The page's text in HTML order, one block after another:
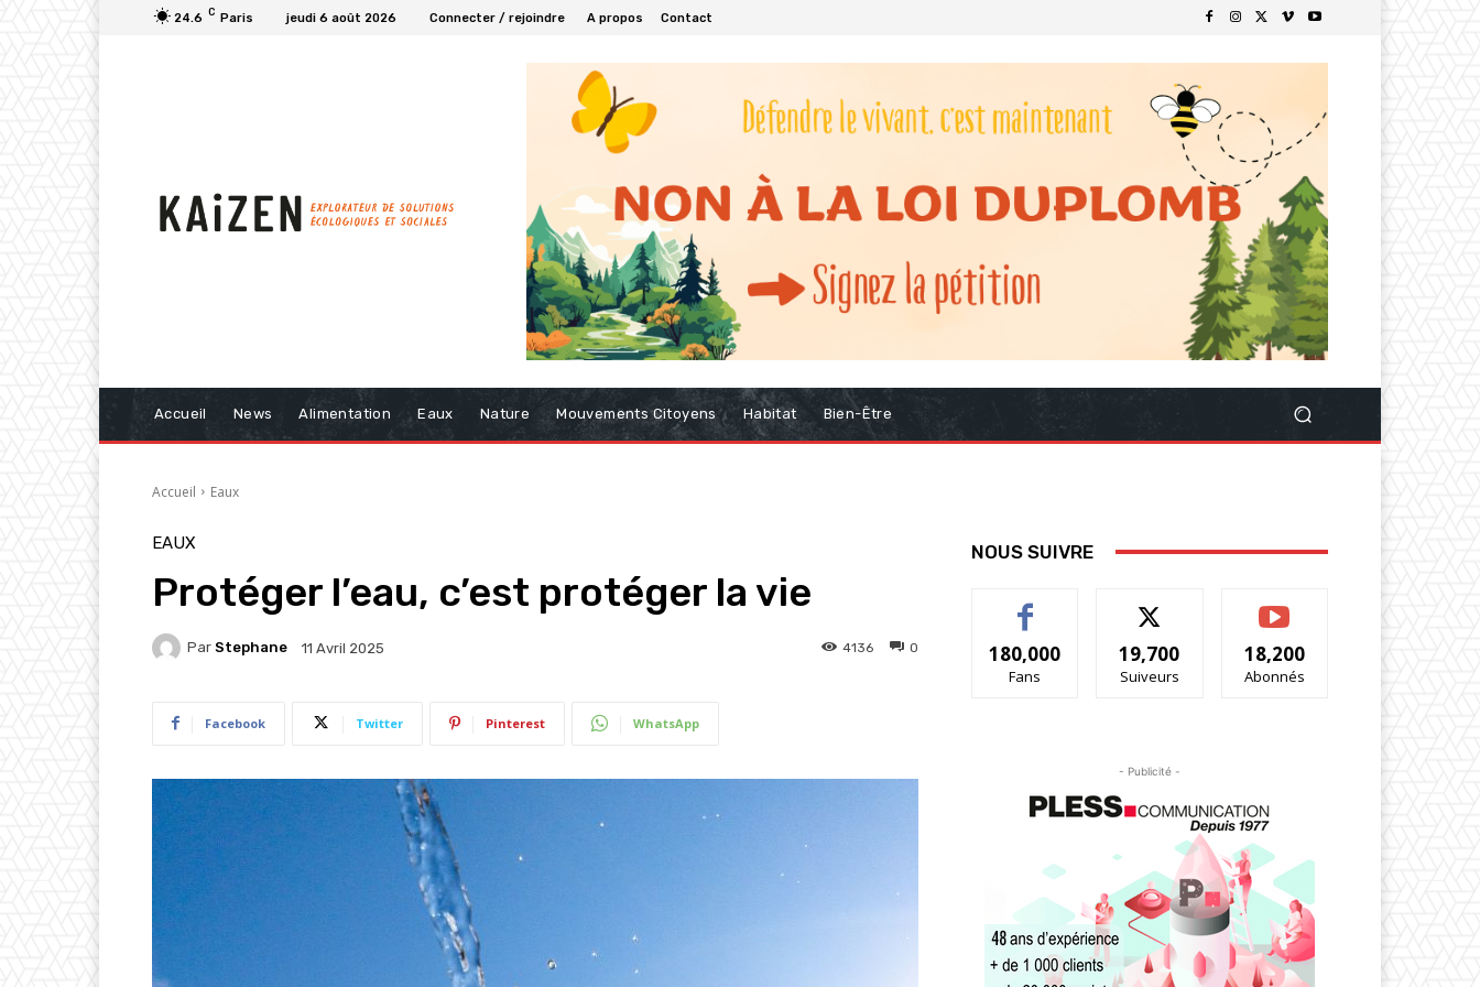
24.6 C Paris jeudi 6 août 2026 Connecter / rejoindre A propos Contact
Accueil News Alimentation Eaux Nature Mouvements Citoyens Habitat Bien-Être
Accueil Eaux
EAUX
Protéger l’eau, c’est protéger la vie
Par Stephane 11 Avril 2025 0
4136
Facebook Twitter Pinterest WhatsApp
NOUS SUIVRE
180,000
Fans
19,700
Suiveurs
18,200
Abonnés
- Publicité -